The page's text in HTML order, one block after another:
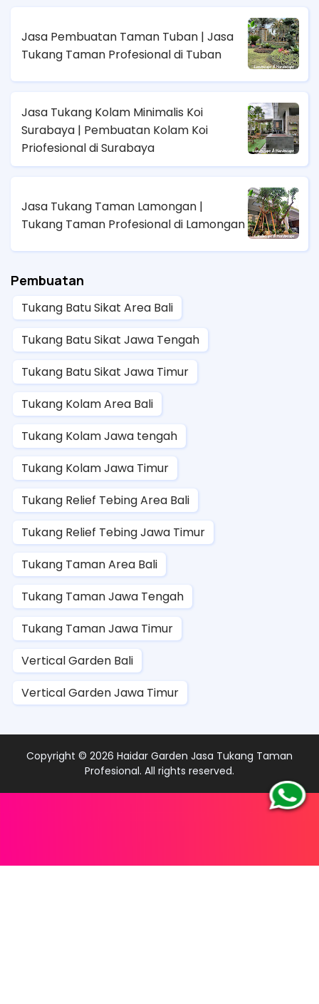
Jasa Pembuatan Taman Tuban | Jasa
Tukang Taman Profesional di Tuban
Jasa Tukang Kolam Minimalis Koi
Surabaya | Pembuatan Kolam Koi
Priofesional di Surabaya
Jasa Tukang Taman Lamongan |
Tukang Taman Profesional di Lamongan
Pembuatan
Tukang Batu Sikat Area Bali
Tukang Batu Sikat Jawa Tengah
Tukang Batu Sikat Jawa Timur
Tukang Kolam Area Bali
Tukang Kolam Jawa tengah
Tukang Kolam Jawa Timur
Tukang Relief Tebing Area Bali
Tukang Relief Tebing Jawa Timur
Tukang Taman Area Bali
Tukang Taman Jawa Tengah
Tukang Taman Jawa Timur
Vertical Garden Bali
Vertical Garden Jawa Timur
Copyright © 2026 Haidar Garden Jasa Tukang Taman
Profesional. All rights reserved.